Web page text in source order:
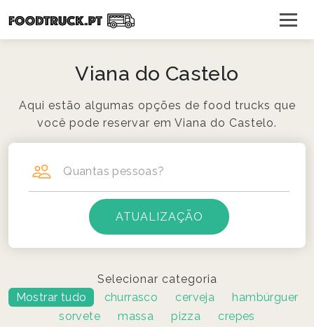
Viana do Castelo
Aqui estão algumas opções de food trucks que
você pode reservar em Viana do Castelo.
Quantas pessoas?
Selecionar categoria
Mostrar tudo
churrasco cerveja
hambúrguer
sorvete
massa pizza
crepes